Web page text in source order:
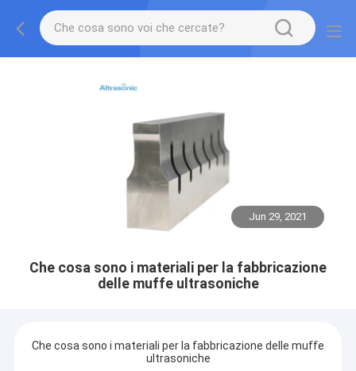
Jun 29, 2021
Che cosa sono i materiali per la fabbricazione
delle muffe ultrasoniche
Che cosa sono i materiali per la fabbricazione delle muffe
ultrasoniche